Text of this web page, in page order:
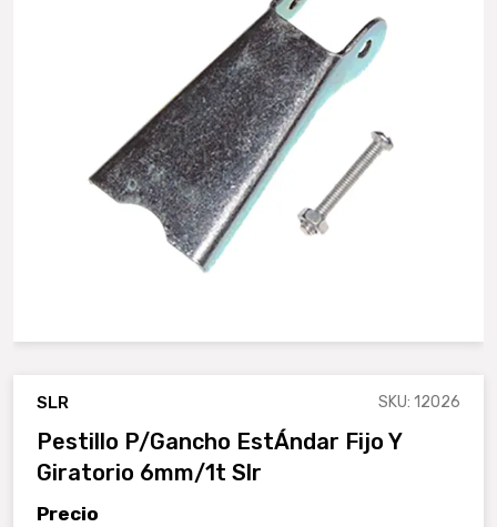
SLR SKU: 12026
Pestillo P/gancho EstÁndar Fijo Y
Giratorio 6mm/1t Slr
Precio